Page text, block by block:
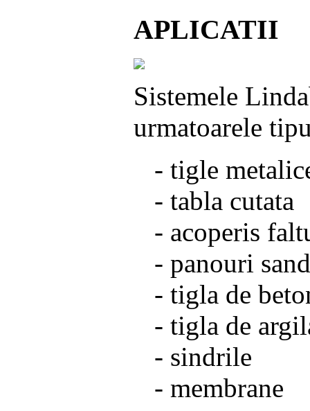
APLICATII
Sistemele
urmatoarele
- tigle
- tabla cutata
- acoperis
- panouri
- tigla de
- tigla de
- sindrile
- membrane